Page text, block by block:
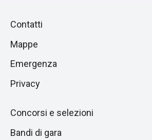
Salta
sezione
Piè
di
pagina
Contatti
Mappe
Emergenza
Privacy
Concorsi e selezioni
Bandi di gara